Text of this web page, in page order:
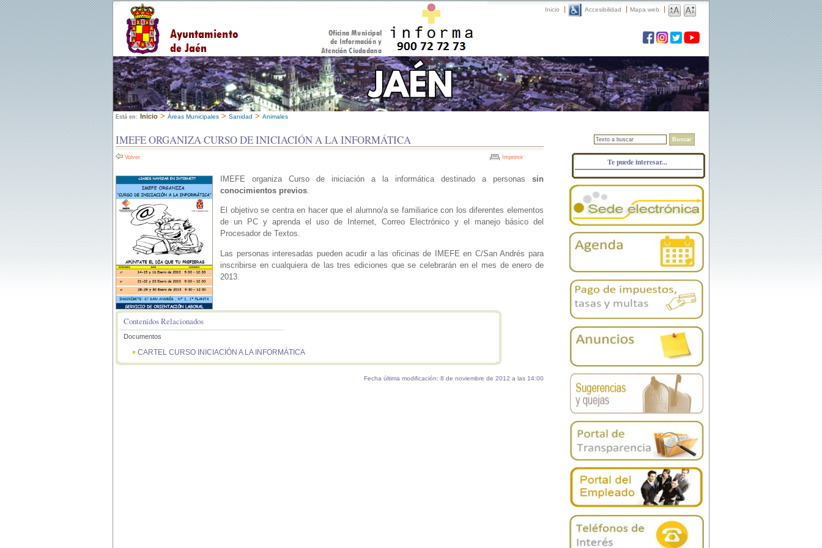
Inicio Accesibilidad Mapa web
Está en: Inicio > Áreas Municipales > Sanidad > Animales
IMEFE ORGANIZA CURSO DE INICIACIÓN A LA INFORMÁTICA
Volver Imprimir
IMEFE organiza Curso de iniciación a la informática destinado a personas sin
conocimientos previos.
El objetivo se centra en hacer que el alumno/a se familiarice con los diferentes elementos
de un PC y aprenda el uso de Internet, Correo Electrónico y el manejo básico del
Procesador de Textos.
Las personas interesadas pueden acudir a las oficinas de IMEFE en C/San Andrés para
inscribirse en cualquiera de las tres ediciones que se celebrarán en el mes de enero de
2013.
Contenidos Relacionados
Documentos
CARTEL CURSO INICIACIÓN A LA INFORMÁTICA
Fecha última modificación: 8 de noviembre de 2012 a las 14:00
Buscar
Te puede interesar...